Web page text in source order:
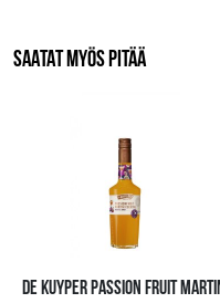
SAATAT MYÖS PITÄÄ
DE KUYPER PASSION FRUIT